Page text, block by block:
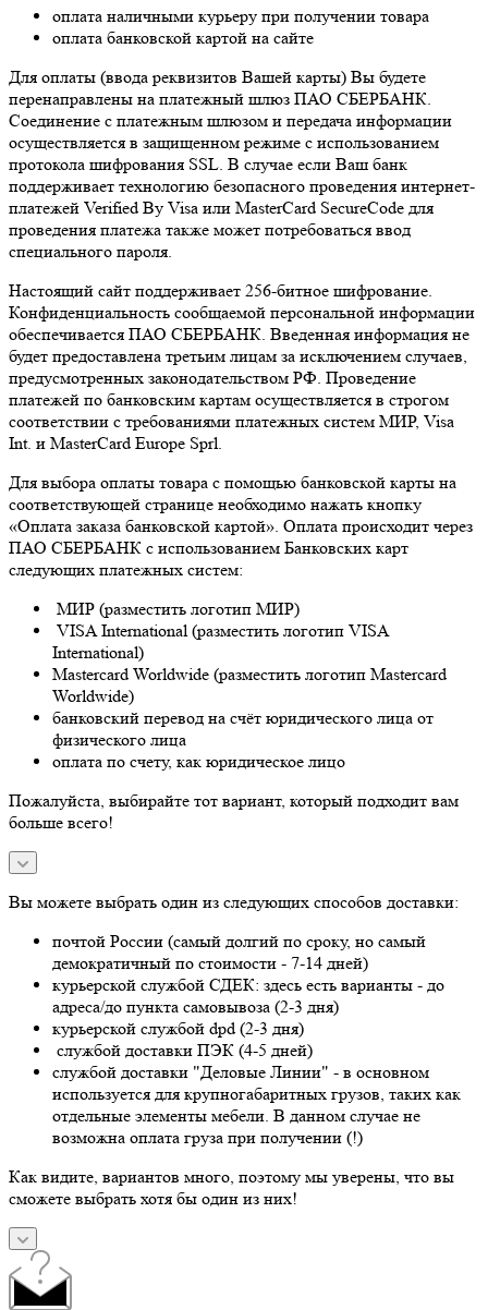
оплата наличными курьеру при получении товара
оплата банковской картой на сайте
Для оплаты (ввода реквизитов Вашей карты) Вы будете
перенаправлены на платежный шлюз ПАО СБЕРБАНК.
Соединение с платежным шлюзом и передача информации
осуществляется в защищенном режиме с использованием
протокола шифрования SSL. В случае если Ваш банк
поддерживает технологию безопасного проведения интернет-
платежей Verified By Visa или MasterCard SecureCode для
проведения платежа также может потребоваться ввод
специального пароля.
Настоящий сайт поддерживает 256-битное шифрование.
Конфиденциальность сообщаемой персональной информации
обеспечивается ПАО СБЕРБАНК. Введенная информация не
будет предоставлена третьим лицам за исключением случаев,
предусмотренных законодательством РФ. Проведение
платежей по банковским картам осуществляется в строгом
соответствии с требованиями платежных систем МИР, Visa
Int. и MasterCard Europe Sprl.
Для выбора оплаты товара с помощью банковской карты на
соответствующей странице необходимо нажать кнопку
«Оплата заказа банковской картой». Оплата происходит через
ПАО СБЕРБАНК с использованием Банковских карт
следующих платежных систем:
МИР (разместить логотип МИР)
VISA International (разместить логотип VISA
International)
Mastercard Worldwide (разместить логотип Mastercard
Worldwide)
банковский перевод на счёт юридического лица от
физического лица
оплата по счету, как юридическое лицо
Пожалуйста, выбирайте тот вариант, который подходит вам
больше всего!
Вы можете выбрать один из следующих способов доставки:
почтой России (самый долгий по сроку, но самый
демократичный по стоимости - 7-14 дней)
курьерской службой СДЕК: здесь есть варианты - до
адреса/до пункта самовывоза (2-3 дня)
курьерской службой dpd (2-3 дня)
службой доставки ПЭК (4-5 дней)
службой доставки "Деловые Линии" - в основном
используется для крупногабаритных грузов, таких как
отдельные элементы мебели. В данном случае не
возможна оплата груза при получении (!)
Как видите, вариантов много, поэтому мы уверены, что вы
сможете выбрать хотя бы один из них!